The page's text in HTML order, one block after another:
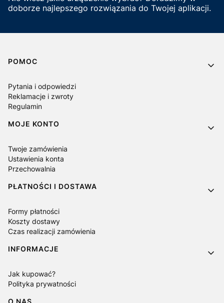
doborze najlepszego rozwiązania do Twojej aplikacji.
Linki w stopce
POMOC
Pytania i odpowiedzi
Reklamacje i zwroty
Regulamin
MOJE KONTO
Twoje zamówienia
Ustawienia konta
Przechowalnia
PŁATNOŚCI I DOSTAWA
Formy płatności
Koszty dostawy
Czas realizacji zamówienia
INFORMACJE
Jak kupować?
Polityka prywatności